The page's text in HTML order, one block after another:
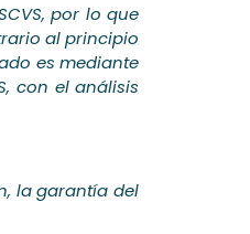
por lo que
al principio
es mediante
con el análisis
la garantía del